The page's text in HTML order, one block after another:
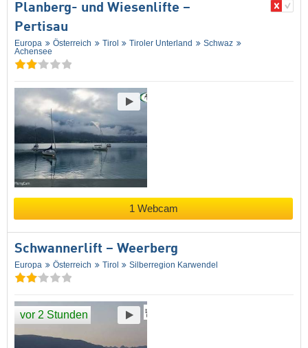
Planberg- und Wiesenlifte –
Pertisau
Europa Österreich Tirol Tiroler Unterland
Schwaz
Achensee
1 Webcam
Schwannerlift – Weerberg
Europa Österreich Tirol Silberregion Karwendel
vor 2 Stunden